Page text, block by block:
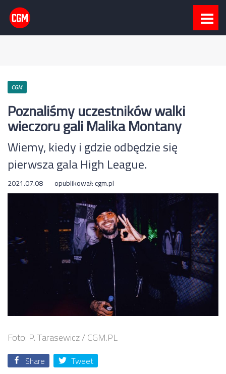
CGM
Poznaliśmy uczestników walki
wieczoru gali Malika Montany
Wiemy, kiedy i gdzie odbędzie się
pierwsza gala High League.
2021.07.08 opublikował:cgm.pl
Foto: P. Tarasewicz / CGM.PL
Share Tweet